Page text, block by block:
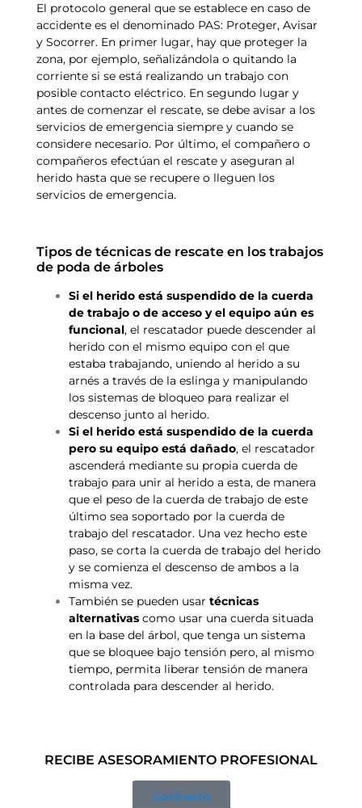
El protocolo general que se establece en caso de
accidente es el denominado PAS: Proteger, Avisar
y Socorrer. En primer lugar, hay que proteger la
zona, por ejemplo, señalizándola o quitando la
corriente si se está realizando un trabajo con
posible contacto eléctrico. En segundo lugar y
antes de comenzar el rescate, se debe avisar a los
servicios de emergencia siempre y cuando se
considere necesario. Por último, el compañero o
compañeros efectúan el rescate y aseguran al
herido hasta que se recupere o lleguen los
servicios de emergencia.
Tipos de técnicas de rescate en los trabajos
de poda de árboles
Si el herido está suspendido de la cuerda
de trabajo o de acceso y el equipo aún es
funcional, el rescatador puede descender al
herido con el mismo equipo con el que
estaba trabajando, uniendo al herido a su
arnés a través de la eslinga y manipulando
los sistemas de bloqueo para realizar el
descenso junto al herido.
Si el herido está suspendido de la cuerda
pero su equipo está dañado, el rescatador
ascenderá mediante su propia cuerda de
trabajo para unir al herido a esta, de manera
que el peso de la cuerda de trabajo de este
último sea soportado por la cuerda de
trabajo del rescatador. Una vez hecho este
paso, se corta la cuerda de trabajo del herido
y se comienza el descenso de ambos a la
misma vez.
También se pueden usar técnicas
alternativas como usar una cuerda situada
en la base del árbol, que tenga un sistema
que se bloquee bajo tensión pero, al mismo
tiempo, permita liberar tensión de manera
controlada para descender al herido.
RECIBE ASESORAMIENTO PROFESIONAL
Contacto